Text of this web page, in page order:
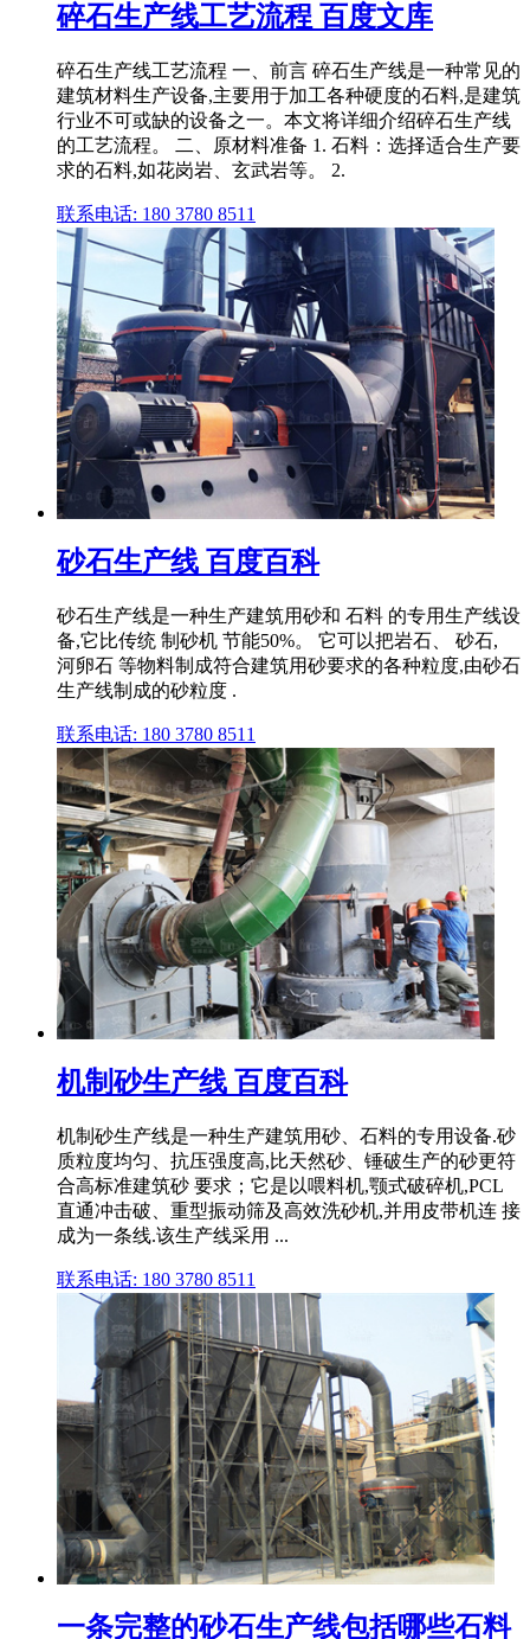
碎石生产线工艺流程 百度文库
碎石生产线工艺流程 一、前言 碎石生产线是一种常见的
建筑材料生产设备,主要用于加工各种硬度的石料,是建筑
行业不可或缺的设备之一。本文将详细介绍碎石生产线
的工艺流程。 二、原材料准备 1. 石料：选择适合生产要
求的石料,如花岗岩、玄武岩等。 2.
联系电话: 180 3780 8511
砂石生产线 百度百科
砂石生产线是一种生产建筑用砂和 石料 的专用生产线设
备,它比传统 制砂机 节能50%。 它可以把岩石、 砂石,
河卵石 等物料制成符合建筑用砂要求的各种粒度,由砂石
生产线制成的砂粒度 .
联系电话: 180 3780 8511
机制砂生产线 百度百科
机制砂生产线是一种生产建筑用砂、石料的专用设备.砂
质粒度均匀、抗压强度高,比天然砂、锤破生产的砂更符
合高标准建筑砂 要求；它是以喂料机,颚式破碎机,PCL
直通冲击破、重型振动筛及高效洗砂机,并用皮带机连 接
成为一条线.该生产线采用 ...
联系电话: 180 3780 8511
一条完整的砂石生产线包括哪些石料